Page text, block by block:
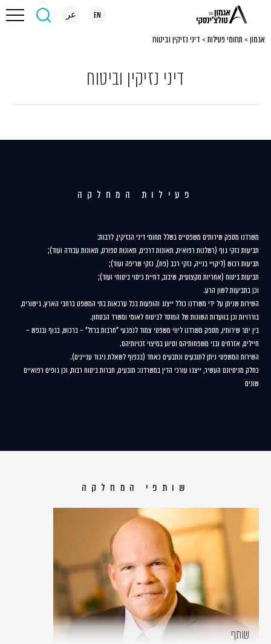
EN عر
אגמון > תחומי פעילות> דיני נזיקין וביטוח
דיני נזיקין וביטוח
פעילות המחלקה
משרדנו מספק שירותים משפטיים בשלל תחומי דיני הנזיקין, לרבות:
תביעות נזקי גוף (רשלנות רפואית, תאונות דרכים, תאונות ספורט, תאונות עבודה ועוד);
תביעות רכוש (ליקויי בנייה, נזקי רכב (פח), נזקי שריפה ועוד);
תביעות ביטוח (אחריות מקצועית, שיבוב, דחיית כיסוי ביטוחי ועוד);
וכן בתביעות לשון הרע.
השירות שניתן על ידי משרדנו כולל ייצוג והופעות בכל ערכאות בתי המשפט ברחבי הארץ, גישורים,
בוררויות וכן בוועדות השונות של המוסד לביטוח לאומי ומשרד הבטחון.
בין יתר שירותיו, מספק משרדנו ליווי משפטי צמוד לנפגעי "חרבות ברזל" – ברכוש, בגוף ובנפש –
חיילים, אזרחים ובני משפחותיהם וסיוע במיצוי זכויותיהם.
השירות המשפטי ניתן לתובעים ונתבעים כאחד (בכפוף לשאלת ניגוד עניינים).
כחלק מניסיונם העשיר, ייצגו עורכי הדין במשרדנו: תובעים, חברות ביטוח רבות, וכן גופים רפואיים
שונים
שותפי המחלקה
שותף